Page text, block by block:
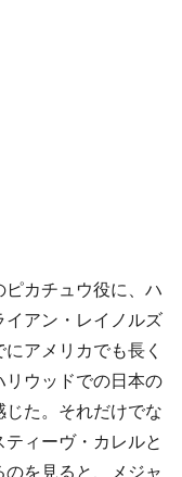
カチュウ役に、ハ
アン・レイノルズ
アメリカでも長く
ウッドでの日本の
た。それだけでな
ィーヴ・カレルと
を見ると、メジャ